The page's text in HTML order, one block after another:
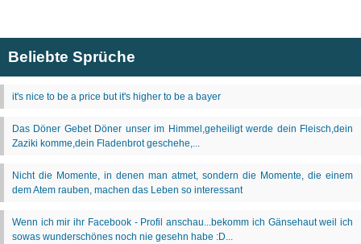
Beliebte Sprüche